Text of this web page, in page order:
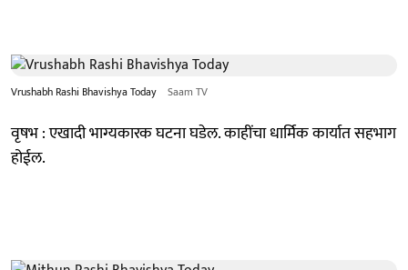
Vrushabh Rashi Bhavishya Today Saam TV
वृषभ : एखादी भाग्यकारक घटना घडेल. काहींचा धार्मिक कार्यात सहभाग
होईल.